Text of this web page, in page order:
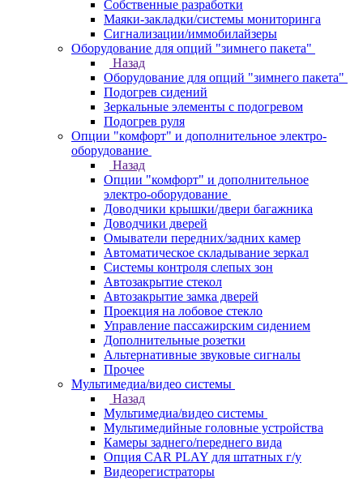
Собственные разработки
Маяки-закладки/системы мониторинга
Сигнализации/иммобилайзеры
Оборудование для опций "зимнего пакета"
Назад
Оборудование для опций "зимнего пакета"
Подогрев сидений
Зеркальные элементы с подогревом
Подогрев руля
Опции "комфорт" и дополнительное электро-
оборудование
Назад
Опции "комфорт" и дополнительное
электро-оборудование
Доводчики крышки/двери багажника
Доводчики дверей
Омыватели передних/задних камер
Автоматическое складывание зеркал
Системы контроля слепых зон
Автозакрытие стекол
Автозакрытие замка дверей
Проекция на лобовое стекло
Управление пассажирским сидением
Дополнительные розетки
Альтернативные звуковые сигналы
Прочее
Мультимедиа/видео системы
Назад
Мультимедиа/видео системы
Мультимедийные головные устройства
Камеры заднего/переднего вида
Опция CAR PLAY для штатных г/у
Видеорегистраторы